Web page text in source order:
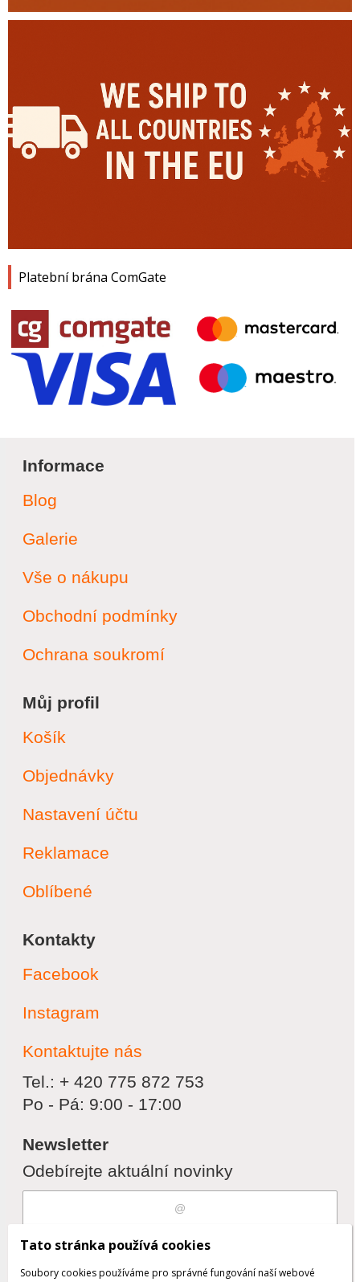
Platební brána ComGate
Informace
Blog
Galerie
Vše o nákupu
Obchodní podmínky
Ochrana soukromí
Můj profil
Košík
Objednávky
Nastavení účtu
Reklamace
Oblíbené
Kontakty
Facebook
Instagram
Kontaktujte nás
Tel.: + 420 775 872 753
Po - Pá: 9:00 - 17:00
Newsletter
Odebírejte aktuální novinky
Souhlasím szpracováním osobních
údajů
Tato stránka používá cookies
Soubory cookies používáme pro správné fungování naší webové